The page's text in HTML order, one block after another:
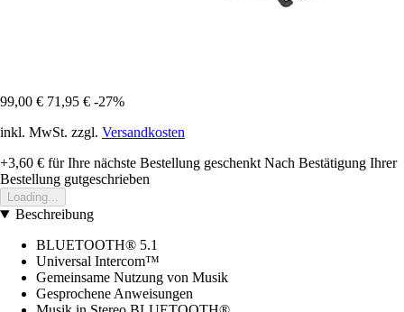
99,00 € 71,95 € -27%
inkl. MwSt. zzgl. Versandkosten
+3,60 € für Ihre nächste Bestellung geschenkt Nach Bestätigung Ihrer
Bestellung gutgeschrieben
Loading...
Beschreibung
BLUETOOTH® 5.1
Universal Intercom™
Gemeinsame Nutzung von Musik
Gesprochene Anweisungen